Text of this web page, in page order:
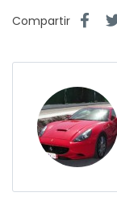
Compartir